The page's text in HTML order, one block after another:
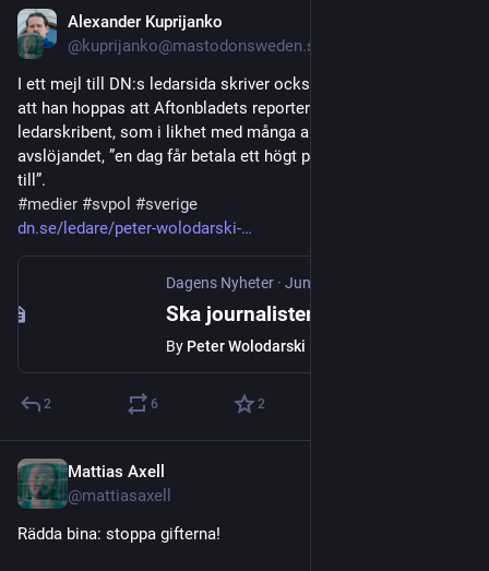
Alexander Kuprijanko
@kuprijanko@mastodonsweden.se
I ett mejl till DN:s ledarsida skriver också Göran Thorstenson
att han hoppas att Aftonbladets reporter och DN:s
ledarskribent, som i likhet med många andra kommenterat
avslöjandet, ”en dag får betala ett högt pris för det ni nu bidrar
till”.
#medier #svpol #sverige
dn.se/ledare/peter-wolodarski-
Dagens Nyheter · Jun 14
By Peter Wolodarski
2 6 2
Mattias Axell
@mattiasaxell
Rädda bina: stoppa gifterna!